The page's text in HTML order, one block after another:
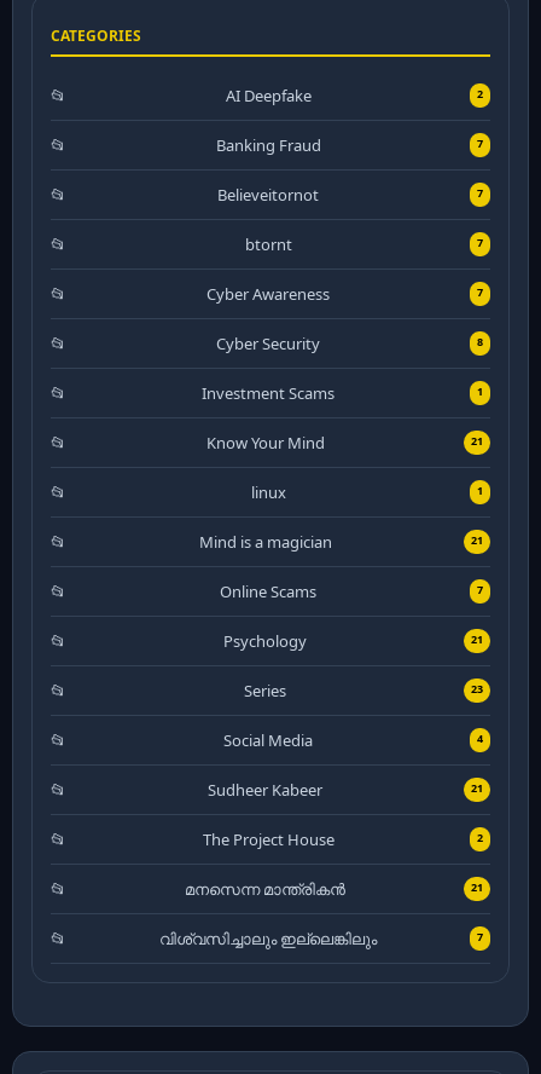
CATEGORIES
AI Deepfake 2
Banking Fraud 7
Believeitornot 7
btornt 7
Cyber Awareness 7
Cyber Security 8
Investment Scams 1
Know Your Mind 21
linux 1
Mind is a magician 21
Online Scams 7
Psychology 21
Series 23
Social Media 4
Sudheer Kabeer 21
The Project House 2
മനസെന്ന മാന്ത്രികൻ 21
വിശ്വസിച്ചാലും ഇല്ലെങ്കിലും 7